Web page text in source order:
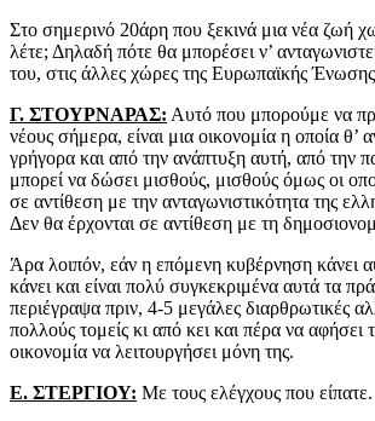
Στο σημερινό 20άρη που ξεκινά μια νέα ζωή
λέτε; Δηλαδή πότε θα μπορέσει ν’
του, στις άλλες χώρες της Ευρωπαϊκής
Γ. ΣΤΟΥΡΝΑΡΑΣ: Αυτό που μπορούμε να
νέους σήμερα, είναι μια οικονομία η οποία θ’
γρήγορα και από την ανάπτυξη αυτή, από την
μπορεί να δώσει μισθούς, μισθούς όμως οι
σε αντίθεση με την ανταγωνιστικότητα της
Δεν θα έρχονται σε αντίθεση με τη
Άρα λοιπόν, εάν η επόμενη κυβέρνηση κάνει
κάνει και είναι πολύ συγκεκριμένα αυτά τα
περιέγραψα πριν, 4-5 μεγάλες διαρθρωτικές
πολλούς τομείς κι από κει και πέρα να αφήσει
οικονομία να λειτουργήσει μόνη της.
Ε. ΣΤΕΡΓΙΟΥ: Με τους ελέγχους που είπατε.